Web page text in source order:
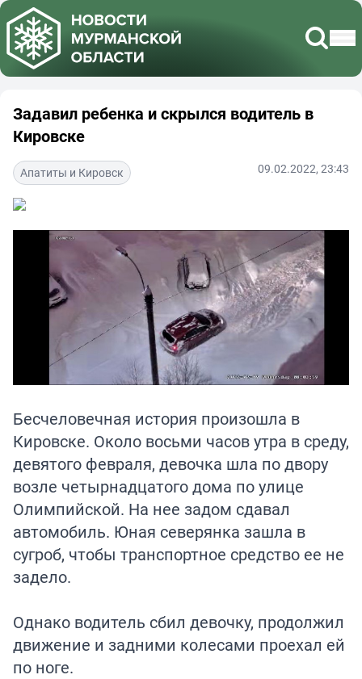
Задавил ребенка и скрылся водитель в
Кировске
Апатиты и Кировск 09.02.2022, 23:43
Бесчеловечная история произошла в
Кировске. Около восьми часов утра в среду,
девятого февраля, девочка шла по двору
возле четырнадцатого дома по улице
Олимпийской. На нее задом сдавал
автомобиль. Юная северянка зашла в
сугроб, чтобы транспортное средство ее не
задело.
Однако водитель сбил девочку, продолжил
движение и задними колесами проехал ей
по ноге.